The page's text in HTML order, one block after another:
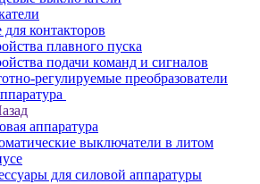
для контакторов
плавного пуска
подачи команд и сигналов
регулируемые преобразователи
аппаратура
выключатели в литом
для силовой аппаратуры